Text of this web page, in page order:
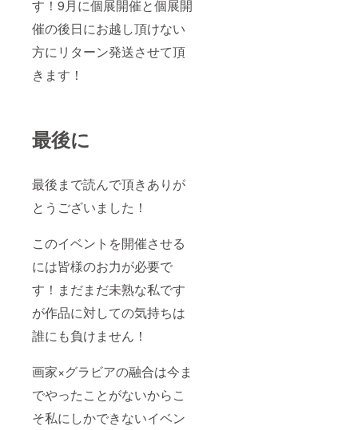
す！9月に個展開催と個展開
催の後日にお越し頂けない
方にリターン発送させて頂
きます！
最後に
最後まで読んで頂きありが
とうございました！
このイベントを開催させる
には皆様のお力が必要で
す！まだまだ未熟な私です
が作品に対しての気持ちは
誰にも負けません！
画家×グラビアの融合は今ま
でやったことがないからこ
そ私にしかできないイベン